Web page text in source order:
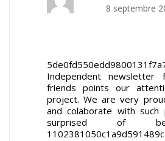
8 septembre
Independent newsletter
friends points our
project. We are very
and colaborate with such
surprised of